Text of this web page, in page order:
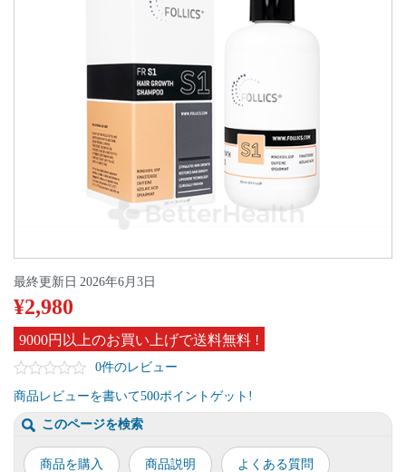
¥2,980
9000円以上のお買い上げで送料無料 !
最終更新日 2026年6月3日
0件のレビュー
商品レビューを書いて500ポイントゲット!
このページを検索
商品を購入 商品説明 よくある質問